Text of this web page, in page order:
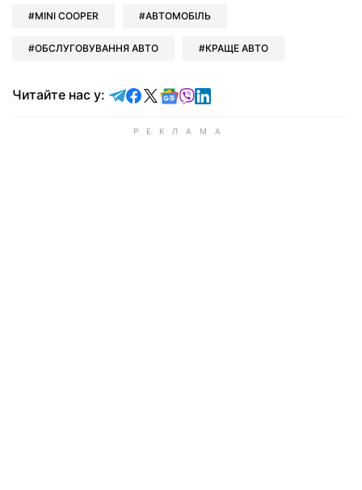
MINI COOPER АВТОМОБІЛЬ
ОБСЛУГОВУВАННЯ АВТО КРАЩЕ АВТО
Читайте нас у: Читайте у Telegram
Читайте у Facebook
Читайте у X
Читайте у Google news
Читайте у Viber
Читайте у LinkedIn